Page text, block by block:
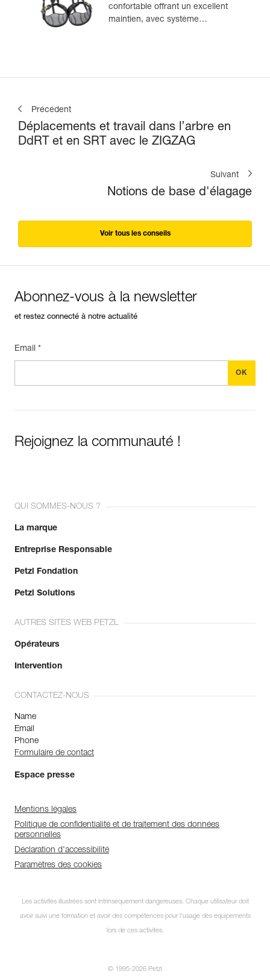
confortable offrant un excellent
maintien, avec système
Précédent
Déplacements et travail dans l’arbre en
DdRT et en SRT avec le ZIGZAG
Suivant
Notions de base d'élagage
Voir tous les conseils
Découvrez ePPEcentre
Simplifiez le contrôle et le suivi de
votre parc d'EPI.
JE DÉCOUVRE L'APP
Abonnez-vous à la newsletter
et restez connecté à notre actualité
Email *
Rejoignez la communauté !
QUI SOMMES-NOUS ?
La marque
Entreprise Responsable
Petzl Fondation
Petzl Solutions
AUTRES SITES WEB PETZL
Opérateurs
Intervention
CONTACTEZ-NOUS
Name
Email
Phone
Formulaire de contact
Espace presse
Mentions légales
Politique de confidentialité et de traitement des données
personnelles
Déclaration d'accessibilité
Paramètres des cookies
Les activités illustrées sont intrinsèquement dangereuses. Chaque utilisateur doit
avoir suivi une formation et avoir des compétences pour l’usage des équipements
lors de ces activités.
© 1995-2026 Petzl